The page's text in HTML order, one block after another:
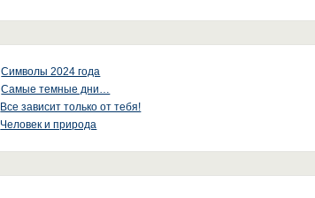
Символы 2024 года
Самые темные дни…
Все зависит только от тебя!
Человек и природа